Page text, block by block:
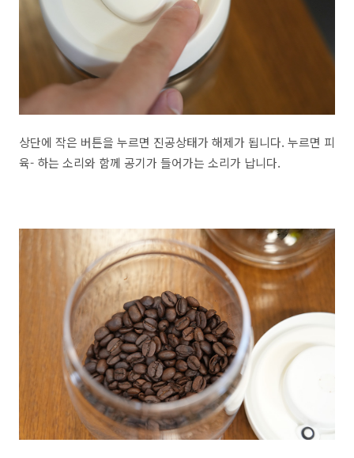
상단에 작은 버튼을 누르면 진공상태가 해제가 됩니다. 누르면 피
육- 하는 소리와 함께 공기가 들어가는 소리가 납니다.